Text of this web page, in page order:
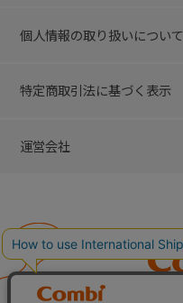
個人情報の取り扱いについて
特定商取引法に基づく表示
運営会社